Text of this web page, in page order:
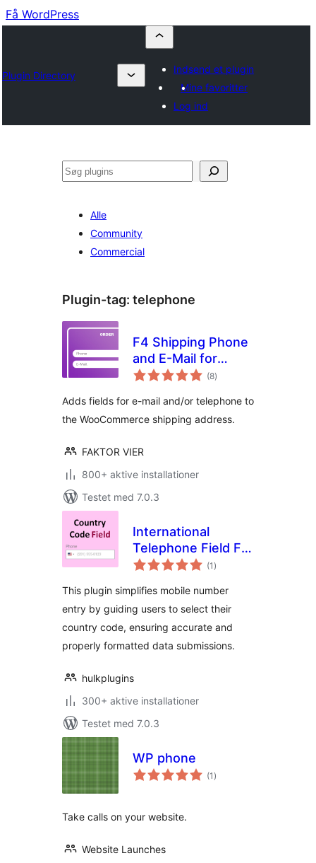
Få WordPress
Plugin Directory
Indsend et plugin
Mine favoritter
Log ind
Søg
Alle
Community
Commercial
Plugin-tag: telephone
F4 Shipping Phone
and E-Mail for
WooCommerce
(8totale
bedømmelser
)
Adds fields for e-mail and/or telephone to
the WooCommerce shipping address.
FAKTOR VIER
800+ aktive installationer
Testet med 7.0.3
International
Telephone Field For
Elementor Form
(1 totale
bedømmelser
)
This plugin simplifies mobile number
entry by guiding users to select their
country code, ensuring accurate and
properly formatted data submissions.
hulkplugins
300+ aktive installationer
Testet med 7.0.3
WP phone
(1 totale
bedømmelser
)
Take calls on your website.
Website Launches